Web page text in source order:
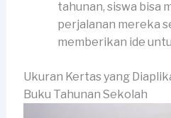
tahunan, siswa bisa
perjalanan mereka
memberikan ide
Ukuran Kertas yang
Buku Tahunan Sekolah